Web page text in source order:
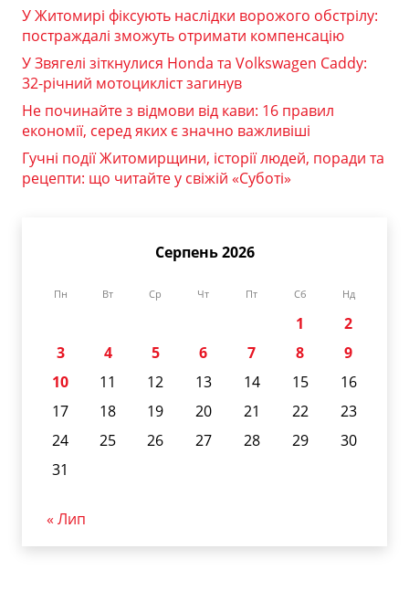
У Житомирі фіксують наслідки ворожого обстрілу:
постраждалі зможуть отримати компенсацію
У Звягелі зіткнулися Honda та Volkswagen Caddy:
32-річний мотоцикліст загинув
Не починайте з відмови від кави: 16 правил
економії, серед яких є значно важливіші
Гучні події Житомирщини, історії людей, поради та
рецепти: що читайте у свіжій «Суботі»
Серпень 2026
Пн Вт Ср Чт Пт Сб Нд
1
2
3
4 5 6 7 8
9
10
11 12 13 14 15
16
17
18 19 20 21 22
23
24
25 26 27 28 29
30
31
« Лип